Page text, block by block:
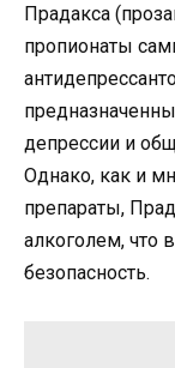
Прадакса
пропионаты
депрессии и
Однако, как и
препараты,
алкоголем, что
безопасность.